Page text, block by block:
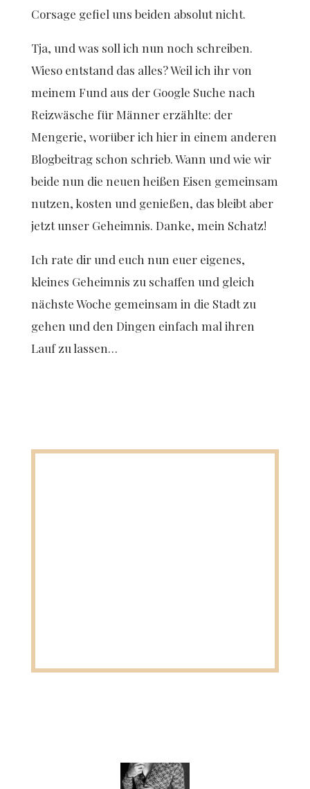
Corsage gefiel uns beiden absolut nicht.
Tja, und was soll ich nun noch schreiben.
Wieso entstand das alles? Weil ich ihr von
meinem Fund aus der Google Suche nach
Reizwäsche für Männer erzählte: der
Mengerie, worüber ich hier in einem anderen
Blogbeitrag schon schrieb. Wann und wie wir
beide nun die neuen heißen Eisen gemeinsam
nutzen, kosten und genießen, das bleibt aber
jetzt unser Geheimnis. Danke, mein Schatz!
Ich rate dir und euch nun euer eigenes,
kleines Geheimnis zu schaffen und gleich
nächste Woche gemeinsam in die Stadt zu
gehen und den Dingen einfach mal ihren
Lauf zu lassen…